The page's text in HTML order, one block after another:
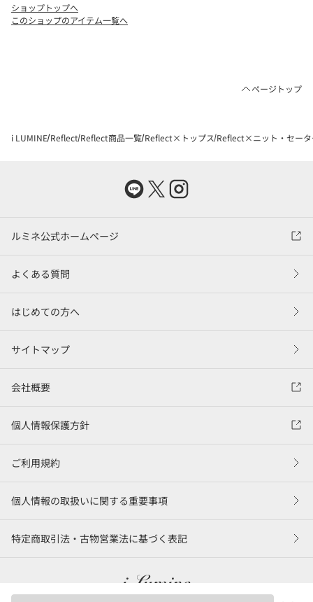
ショップトップへ
このショップのアイテム一覧へ
ページトップ
i LUMINE Reflect Reflect商品一覧 Reflect×トップス Reflect×ニット・セー
ルミネ公式ホームページ
よくある質問
はじめての方へ
サイトマップ
会社概要
個人情報保護方針
ご利用規約
個人情報の取扱いに関する重要事項
特定商取引法・古物営業法に基づく表記